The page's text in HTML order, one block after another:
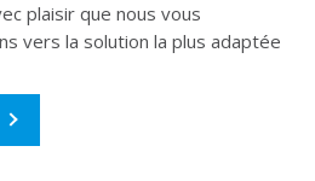
plaisir que nous vous
vers la solution la plus adaptée